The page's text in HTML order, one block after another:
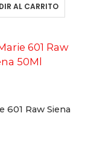
AL CARRITO
601 Raw Siena
Folklore
Recordatorio
0out of 5
$4.98